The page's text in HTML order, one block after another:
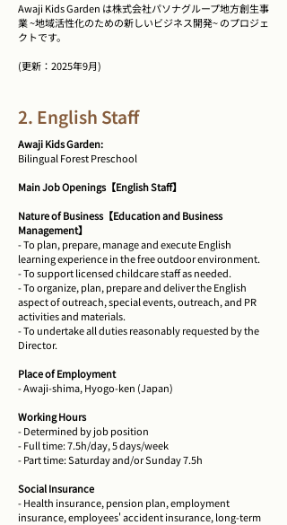
Awaji Kids Garden は株式会社パソナグループ地方創生事
業 ~地域活性化のための新しいビジネス開発~ のプロジェ
クトです。
(更新：2025年9月)
2. English Staff
Awaji Kids Garden:
Bilingual Forest Preschool
Main Job Openings【English Staff】
Nature of Business【Education and Business
Management】
- To plan, prepare, manage and execute English
learning experience in the free outdoor environment.
- To support licensed childcare staff as needed.
- To organize, plan, prepare and deliver the English
aspect of outreach, special events, outreach, and PR
activities and materials.
- To undertake all duties reasonably requested by the
Director.
Place of Employment
- Awaji-shima, Hyogo-ken (Japan)
Working Hours
- Determined by job position
- Full time: 7.5h/day, 5 days/week
- Part time: Saturday and/or Sunday 7.5h
Social Insurance
- Health insurance, pension plan, employment
insurance, employees' accident insurance, long-term